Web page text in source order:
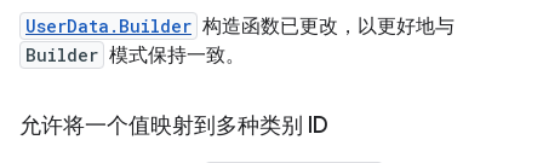
UserData.Builder 构造函数已更改，以更好地与
Builder 模式保持一致。
允许将一个值映射到多种类别 ID